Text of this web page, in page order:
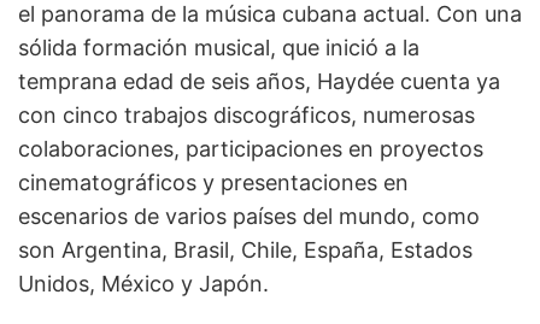
el panorama de la música cubana actual. Con una
sólida formación musical, que inició a la
temprana edad de seis años, Haydée cuenta ya
con cinco trabajos discográficos, numerosas
colaboraciones, participaciones en proyectos
cinematográficos y presentaciones en
escenarios de varios países del mundo, como
son Argentina, Brasil, Chile, España, Estados
Unidos, México y Japón.